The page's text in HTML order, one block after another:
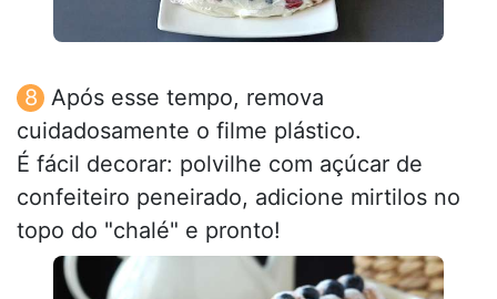
Após esse tempo, remova
cuidadosamente o filme plástico.
É fácil decorar: polvilhe com açúcar de
confeiteiro peneirado, adicione mirtilos no
topo do "chalé" e pronto!